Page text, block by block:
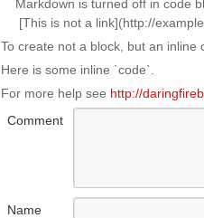
To create not a block, but an inline
Here is some inline `code`.
For more help see http://
Comment
Name